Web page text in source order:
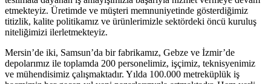
etmekteyiz. Üretimde ve müşteri memnuniyetinde gösterdiğimiz
titizlik, kalite politikamız ve ürünlerimizle sektördeki öncü kuruluş
niteliğimizi ilerletmekteyiz.
Mersin’de iki, Samsun’da bir fabrikamız, Gebze ve İzmir’de
depolarımız ile toplamda 200 personelimiz, işçimiz, teknisyenimiz
ve mühendisimiz çalışmaktadır. Yılda 100.000 metreküplük iş